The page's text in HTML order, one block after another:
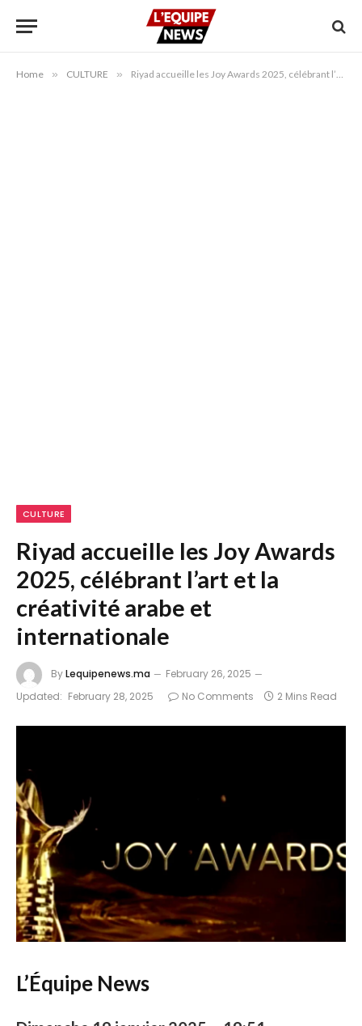
Home » CULTURE » Riyad accueille les Joy Awards 2025, célébrant l’art et la créativité arabe et internationale
CULTURE
Riyad accueille les Joy Awards
2025, célébrant l’art et la
créativité arabe et
internationale
ByLequipenews.ma
February 26, 2025
Updated: February 28, 2025 No Comments 2 Mins Read
L’Équipe News